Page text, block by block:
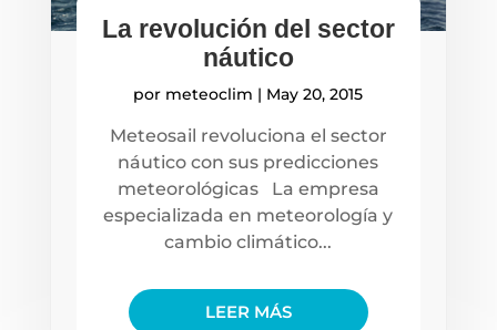
La revolución del sector
náutico
por meteoclim | May 20, 2015
Meteosail revoluciona el sector
náutico con sus predicciones
meteorológicas La empresa
especializada en meteorología y
cambio climático...
LEER MÁS